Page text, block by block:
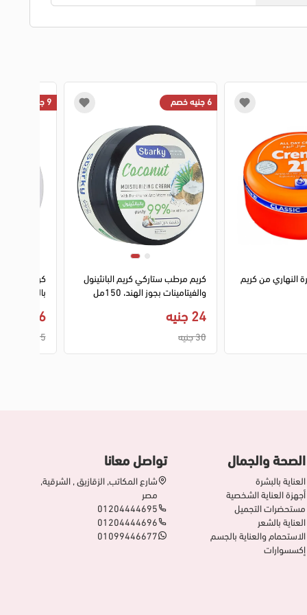
9 جنيه خصم
كريم بيوتي
بالياسمين، 120 جم
36 جنيه
45 جنيه
6 جنيه خصم
كريم مرطب ستاركي كريم البانثينول
والفيتامينات بجوز الهند، 150مل
24 جنيه
30 جنيه
النهاري من كريم
الصحة والجمال
العناية بالبشرة
أجهزة العناية الشخصية
مستحضرات التجميل
العناية بالشعر
الاستحمام والعناية بالجسم
إكسسوارات
تواصل معانا
شارع المكاتب, الزقازيق , الشرقية,
مصر
01204444695
01204444696
01099446677